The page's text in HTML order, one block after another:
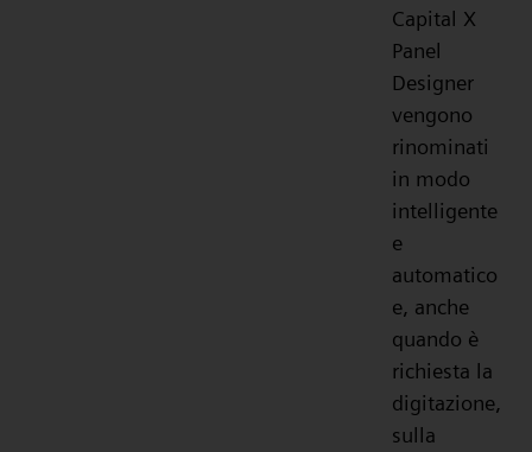
Capital X
Panel
Designer
vengono
rinominati
in modo
intelligente
e
automatico
e, anche
quando è
richiesta la
digitazione,
sulla